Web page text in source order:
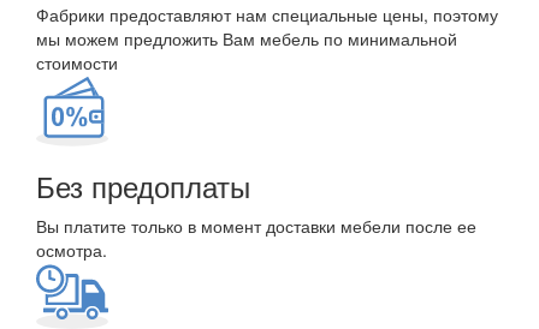
Фабрики предоставляют нам специальные цены, поэтому
мы можем предложить Вам мебель по минимальной
стоимости
Без предоплаты
Вы платите только в момент доставки мебели после ее
осмотра.